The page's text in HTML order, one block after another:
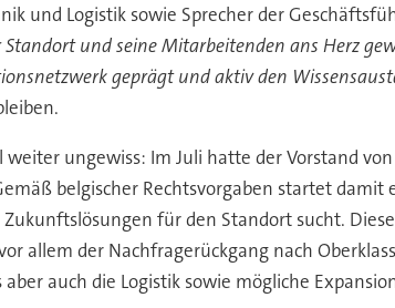
und Logistik sowie Sprecher der
und seine Mitarbeitenden ans Herz
geprägt und aktiv den
ungewiss: Im Juli hatte der Vorstand
belgischer Rechtsvorgaben startet
für den Standort sucht.
allem der Nachfragerückgang nach
auch die Logistik sowie mögliche